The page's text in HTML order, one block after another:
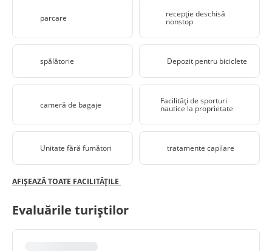
parcare recepţie deschisă
nonstop
spălătorie Depozit pentru biciclete
cameră de bagaje Facilităţi de sporturi
nautice la proprietate
Unitate fără fumători tratamente capilare
AFIȘEAZĂ TOATE FACILITĂȚILE
Evaluările turiștilor